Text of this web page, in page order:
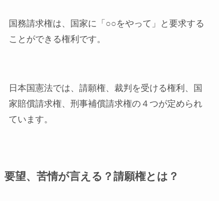
国務請求権は、国家に「○○をやって」と要求する
ことができる権利です。
日本国憲法では、 請願権、裁判を受ける権利、国
家賠償請求権、刑事補償請求権の４つが定められ
ています。
要望、苦情が言える？請願権とは？